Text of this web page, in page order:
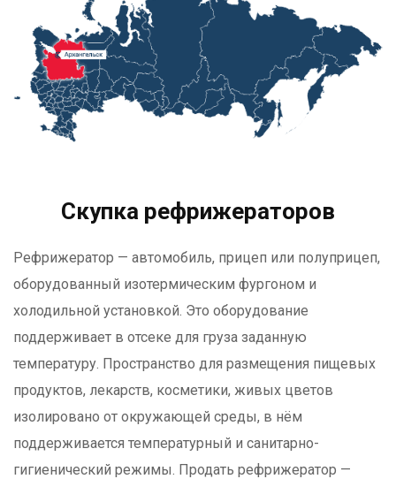
Скупка рефрижераторов
Рефрижератор — автомобиль, прицеп или полуприцеп,
оборудованный изотермическим фургоном и
холодильной установкой. Это оборудование
поддерживает в отсеке для груза заданную
температуру. Пространство для размещения пищевых
продуктов, лекарств, косметики, живых цветов
изолировано от окружающей среды, в нём
поддерживается температурный и санитарно-
гигиенический режимы. Продать рефрижератор —